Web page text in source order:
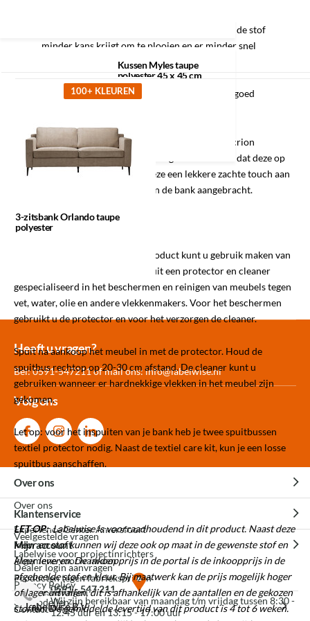
HR koudschuim slinkt minder snel, waardoor de stof
minder kans krijgt om te plooien en er minder snel
kuilvorming ontstaat.
Open en elastische celstructuur en daardoor goed
Bovenop de laag HR koudschuim wordt een laag dacrion
aangebracht. Deze is ter bescherming van de stof en dat deze op
zijn plek blijft. Daarnaast geeft deze een lekkere zachte touch aan
de bank. Tot slot wordt de stof van de bank aangebracht.
Onderhoud polyester
Voor het onderhouden van dit product kunt u gebruik maken van
Deze bestaat uit een protector en cleaner
gespecialiseerd in het beschermen en reinigen van meubels tegen
vet, water, olie en andere vlekkenmakers.Voor het beschermen
gebruikt u de protector en voor het verzorgen de cleaner.
Spuit na aankoop het meubel in met de protector. Houd de
spuitbus rechtop op 20-30 cm afstand. De cleaner kunt u
gebruiken wanneer er hardnekkige vlekken in het meubel zijn
gekomen.
Let op: voor het inspuiten van je bank heb je twee spuitbussen
textiel protector nodig. Naast de textiel care kit, kun je een losse
spuitbus aanschaffen.
LET OP:Labelwise is voorraadhoudend in dit product. Naast deze
kleur en stof kunnen wij deze ook op maat in de gewenste stof en
kleur leveren. De inkoopprijs in de portal is de inkoopprijs in de
afgebeelde stof en kleur. Bij maatwerk kan de prijs mogelijk hoger
of lager uitvallen, dit is afhankelijk van de aantallen en de gekozen
stoffen. De gemiddelde levertijd van dit product is 4 tot 6 weken.
Kussen Myles taupe
polyester 45 x 45 cm
3-zitsbank Orlando taupe
polyester
100+ KLEUREN
Meer dan 30.000
producten op voorraad
Experience
Center Amersfoort
Producten uit
eigen fabriek
Heeft u vragen?
Bel: 0591-547211 of mail ons:info@labelwise.nl
Volg ons
Over ons
Over ons
Experience Center Amersfoort
Labelwise voor projectinrichters
Producten tegen fabrieksprijzen
3D modellen
Klantenservice
Veelgestelde vragen
Algemene voorwaarden
Privacy Policy
Contact
Mijn account
Dealer login aanvragen
Mijn bestellingen
0591 - 547 211
Wij zijn bereikbaar van maandag t/m vrijdag tussen 8:30 -
12:45 uur en 13:15 - 17:00 uur
Labelwise B.V.